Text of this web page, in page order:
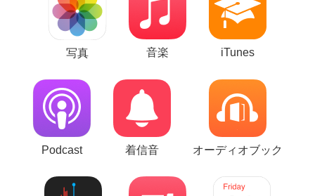
写真 音楽 iTunes
Podcast 着信音 オーディオブック